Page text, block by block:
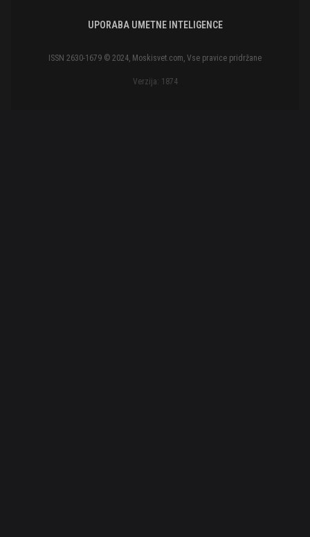
UPORABA UMETNE INTELIGENCE
ISSN 2630-1679 © 2024, Moskisvet.com, Vse pravice pridržane
Verzija: 1874